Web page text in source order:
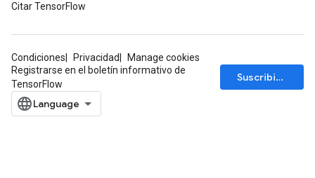
Citar TensorFlow
Condiciones Privacidad
Manage cookies
Registrarse en el boletín informativo de
TensorFlow
Suscribirse